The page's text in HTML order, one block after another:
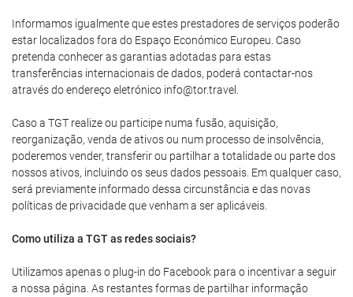
Informamos igualmente que estes prestadores de serviços poderão
estar localizados fora do Espaço Económico Europeu. Caso
pretenda conhecer as garantias adotadas para estas
transferências internacionais de dados, poderá contactar-nos
através do endereço eletrónico info@tor.travel.
Caso a TGT realize ou participe numa fusão, aquisição,
reorganização, venda de ativos ou num processo de insolvência,
poderemos vender, transferir ou partilhar a totalidade ou parte dos
nossos ativos, incluindo os seus dados pessoais. Em qualquer caso,
será previamente informado dessa circunstância e das novas
políticas de privacidade que venham a ser aplicáveis.
Como utiliza a TGT as redes sociais?
Utilizamos apenas o plug-in do Facebook para o incentivar a seguir
a nossa página. As restantes formas de partilhar informação